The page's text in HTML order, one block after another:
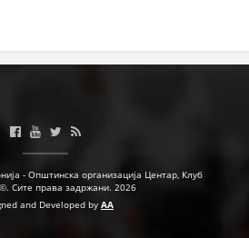
- Општинска организација Центар, Клуб
Сите права задржани. 2026
and Developed by AA